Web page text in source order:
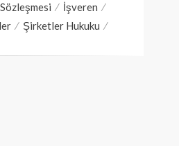
İşveren
Şirketler Hukuku